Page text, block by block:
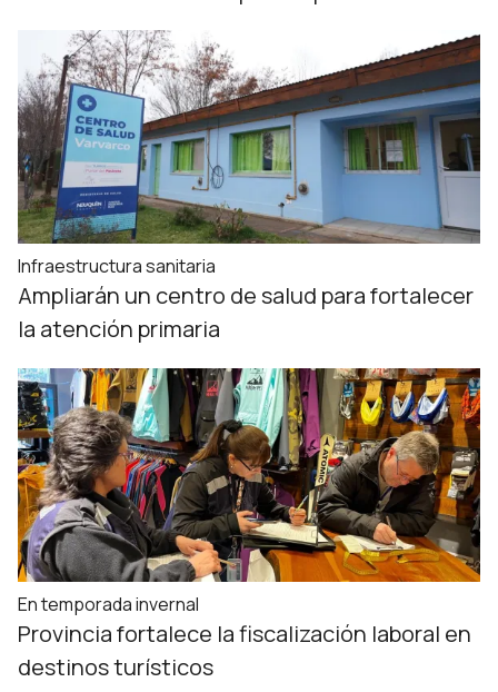
Infraestructura sanitaria
Ampliarán un centro de salud para fortalecer
la atención primaria
En temporada invernal
Provincia fortalece la fiscalización laboral en
destinos turísticos